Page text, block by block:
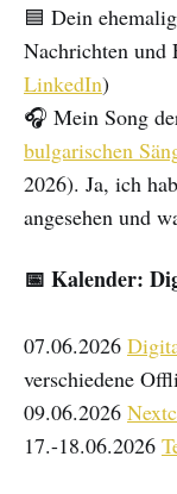
🟦 Dein
Nachrichten
LinkedIn)
🎧 Mein Song
bulgarischen
2026). Ja, ich
angesehen und
📅 Kalender:
07.06.2026
verschiedene
09.06.2026
17.-18.06.2026